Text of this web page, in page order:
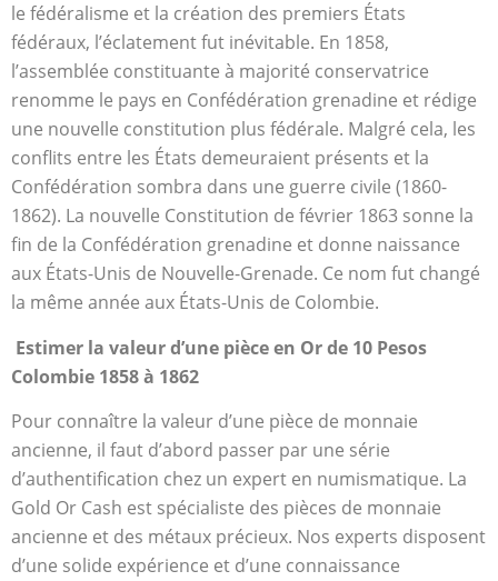
le fédéralisme et la création des premiers États
fédéraux, l’éclatement fut inévitable. En 1858,
l’assemblée constituante à majorité conservatrice
renomme le pays en Confédération grenadine et rédige
une nouvelle constitution plus fédérale. Malgré cela, les
conflits entre les États demeuraient présents et la
Confédération sombra dans une guerre civile (1860-
1862). La nouvelle Constitution de février 1863 sonne la
fin de la Confédération grenadine et donne naissance
aux États-Unis de Nouvelle-Grenade. Ce nom fut changé
la même année aux États-Unis de Colombie.
Estimer la valeur d’une pièce en Or de 10 Pesos
Colombie 1858 à 1862
Pour connaître la valeur d’une pièce de monnaie
ancienne, il faut d’abord passer par une série
d’authentification chez un expert en numismatique. La
Gold Or Cash est spécialiste des pièces de monnaie
ancienne et des métaux précieux. Nos experts disposent
d’une solide expérience et d’une connaissance